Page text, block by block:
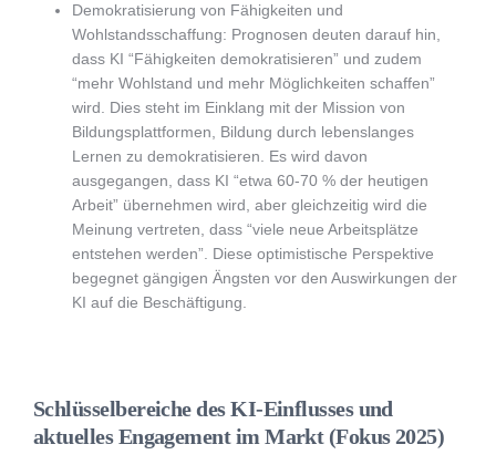
Demokratisierung von Fähigkeiten und
Wohlstandsschaffung: Prognosen deuten darauf hin,
dass KI “Fähigkeiten demokratisieren” und zudem
“mehr Wohlstand und mehr Möglichkeiten schaffen”
wird. Dies steht im Einklang mit der Mission von
Bildungsplattformen, Bildung durch lebenslanges
Lernen zu demokratisieren. Es wird davon
ausgegangen, dass KI “etwa 60-70 % der heutigen
Arbeit” übernehmen wird, aber gleichzeitig wird die
Meinung vertreten, dass “viele neue Arbeitsplätze
entstehen werden”. Diese optimistische Perspektive
begegnet gängigen Ängsten vor den Auswirkungen der
KI auf die Beschäftigung.
Schlüsselbereiche des KI-Einflusses und
aktuelles Engagement im Markt (Fokus 2025)